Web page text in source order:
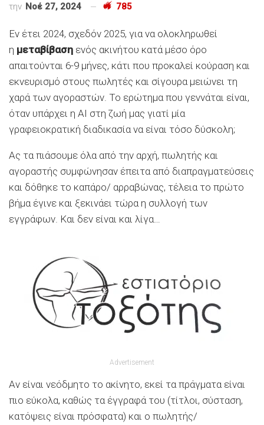
την Νοέ 27, 2024 785
Εν έτει 2024, σχεδόν 2025, για να ολοκληρωθεί
η μεταβίβαση ενός ακινήτου κατά μέσο όρο
απαιτούνται 6-9 μήνες, κάτι που προκαλεί κούραση και
εκνευρισμό στους πωλητές και σίγουρα μειώνει τη
χαρά των αγοραστών. Το ερώτημα που γεννάται είναι,
όταν υπάρχει η ΑΙ στη ζωή μας γιατί μία
γραφειοκρατική διαδικασία να είναι τόσο δύσκολη;
Ας τα πιάσουμε όλα από την αρχή, πωλητής και
αγοραστής συμφώνησαν έπειτα από διαπραγματεύσεις
και δόθηκε το καπάρο/ αρραβώνας, τέλεια το πρώτο
βήμα έγινε και ξεκινάει τώρα η συλλογή των
εγγράφων. Και δεν είναι και λίγα…
Advertisement
Αν είναι νεόδμητο το ακίνητο, εκεί τα πράγματα είναι
πιο εύκολα, καθώς τα έγγραφά του (τίτλοι, σύσταση,
κατόψεις είναι πρόσφατα) και ο πωλητής/